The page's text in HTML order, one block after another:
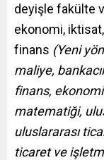
deyişle fakülte
ekonomi,
finans (Yeni
maliye,
finans,
matematiği,
uluslararası
ticaret ve